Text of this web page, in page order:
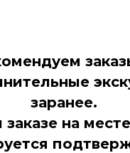
заранее.
заказе на